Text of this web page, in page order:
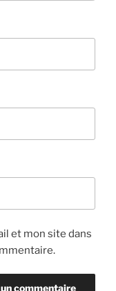
et mon site dans